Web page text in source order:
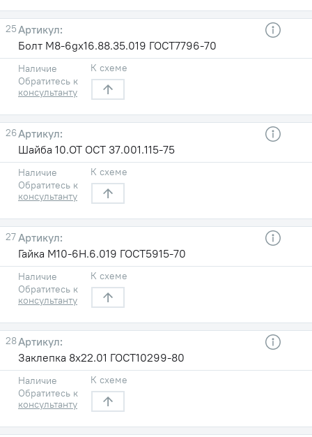
25
Болт М8-6gх16.88.35.019 ГОСТ7796-70
Наличие
Обратитесь к
консультанту
К схеме
26
Шайба 10.ОТ ОСТ 37.001.115-75
Наличие
Обратитесь к
консультанту
К схеме
27
Гайка М10-6Н.6.019 ГОСТ5915-70
Наличие
Обратитесь к
консультанту
К схеме
28
Заклепка 8х22.01 ГОСТ10299-80
Наличие
Обратитесь к
консультанту
К схеме